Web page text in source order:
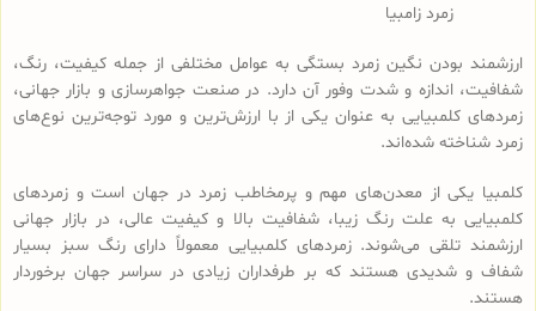
زمرد زامبیا
ارزشمند بودن نگین زمرد بستگی به عوامل مختلفی از جمله کیفیت، رنگ،
شفافیت، اندازه و شدت وفور آن دارد. در صنعت جواهرسازی و بازار جهانی،
زمردهای کلمبیایی به عنوان یکی از با ارزش‌ترین و مورد توجه‌ترین نوع‌های
زمرد شناخته شده‌اند.
کلمبیا یکی از معدن‌های مهم و پرمخاطب زمرد در جهان است و زمردهای
کلمبیایی به علت رنگ زیبا، شفافیت بالا و کیفیت عالی، در بازار جهانی
ارزشمند تلقی می‌شوند. زمرد‌های کلمبیایی معمولاً دارای رنگ سبز بسیار
شفاف و شدیدی هستند که بر طرفداران زیادی در سراسر جهان برخوردار
هستند.